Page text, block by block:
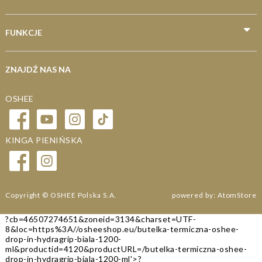
FUNKCJE
ZNAJDŹ NAS NA
OSHEE
KINGA PIENIŃSKA
Copyright © OSHEE Polska S.A. powered by: AtomStore
?cb=46507274651 &zoneid=3134&charset=UTF-
8&loc=https%3A//osheeshop.eu/butelka-termiczna-oshee-
drop-in-hydragrip-biala-1200-
ml&productid=4120&productURL=/butelka-termiczna-oshee-
drop-in-hydragrip-biala-1200-ml'>?